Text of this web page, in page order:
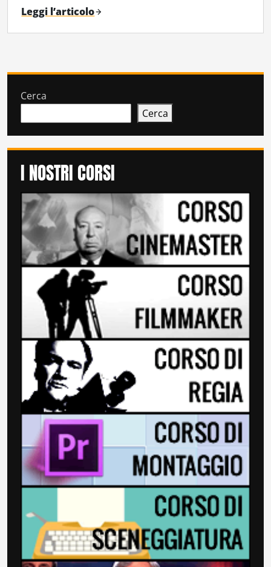
Leggi l’articolo
Cerca
Cerca
I NOSTRI CORSI